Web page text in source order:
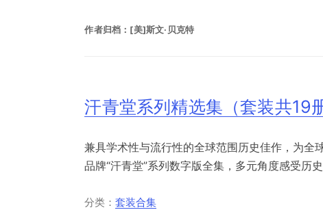
作者归档： [美]斯文·贝克特
汗青堂系列精选集（套装共19册
兼具学术性与流行性的全球范围历史佳作，为全
品牌“汗青堂”系列数字版全集，多元角度感受历
分类：套装合集